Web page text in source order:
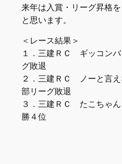
来年は入賞・リーグ昇格
と思います。
＜レース結果＞
１．三建ＲＣ ギッコン
グ敗退
２．三建ＲＣ ノーと言
部リーグ敗退
３．三建ＲＣ たこちゃ
勝４位